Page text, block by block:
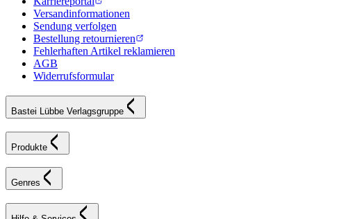
Versandinformationen
Sendung verfolgen
Bestellung retournieren
Fehlerhaften Artikel reklamieren
AGB
Widerrufsformular
Bastei Lübbe Verlagsgruppe
Produkte
Genres